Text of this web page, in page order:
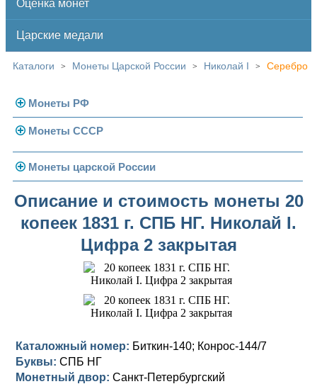
Оценка монет
Царские медали
Каталоги > Монеты Царской России > Николай I > Серебро
Монеты РФ
Современная Россия
Монеты 1991-1993 гг.
Монеты СССР
Погодовка СССР
Монеты 1958 года
Золотые червонцы
Памятные и юбилейные
Монеты царской России
Николай II (1894-1917)
Золото
Германская оккупация
Для Финляндии
Памятные и донативные
Александр III (1881-1894)
Для Финляндии
Памятные и донативные
Александр II (1855-1881)
Медь
Для Финляндии
Николай I (1825-1855)
Платина, золото
Серебро
Александр I (1801-1825)
Золото
Серебро
Павел I (1796-1801)
Екатерина II (1762-1796)
Описание и стоимость монеты 20
копеек 1831 г. СПБ НГ. Николай I.
Цифра 2 закрытая
Каталожный номер: Биткин-140; Конрос-144/7
Буквы: СПБ НГ
Монетный двор: Санкт-Петербургский